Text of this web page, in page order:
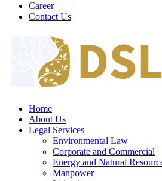
Career
Contact Us
Home
About Us
Legal Services
Environmental Law
Corporate and Commercial
Energy and Natural
Manpower